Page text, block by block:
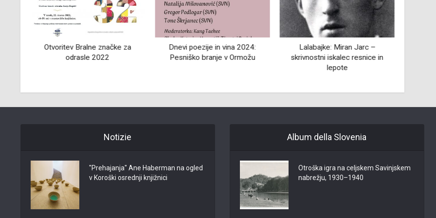
Otvoritev Bralne značke za
odrasle 2022
Dnevi poezije in vina 2024:
Pesniško branje v Ormožu
Lalabajke: Miran Jarc –
skrivnostni iskalec resnice in
lepote
Notizie
"Prehajanja" Ane Haberman na ogled
v Koroški osrednji knjižnici
Album della Slovenia
Otroška igra na celjskem Savinjskem
nabrežju, 1930–1940